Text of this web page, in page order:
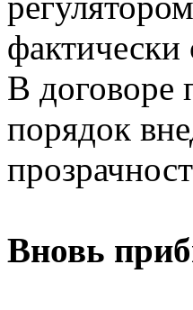
фактически
В договоре
порядок
Вновь